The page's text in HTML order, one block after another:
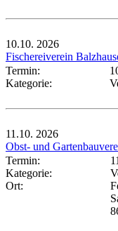
10.10. 2026
Fischereiverein
Termin:
Kategorie:
11.10. 2026
Obst- und
Termin:
Kategorie:
Ort: